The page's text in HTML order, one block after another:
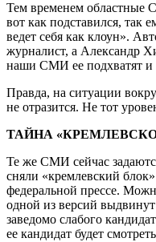
Тем временем областные
вот как подставился, так
ведет себя как клоун».
журналист, а Александр
наши СМИ ее подхватят и
Правда, на ситуации
не отразится. Не тот
ТАЙНА
Те же СМИ сейчас
сняли «кремлевский
федеральной прессе.
одной из версий
заведомо слабого
ее кандидат будет